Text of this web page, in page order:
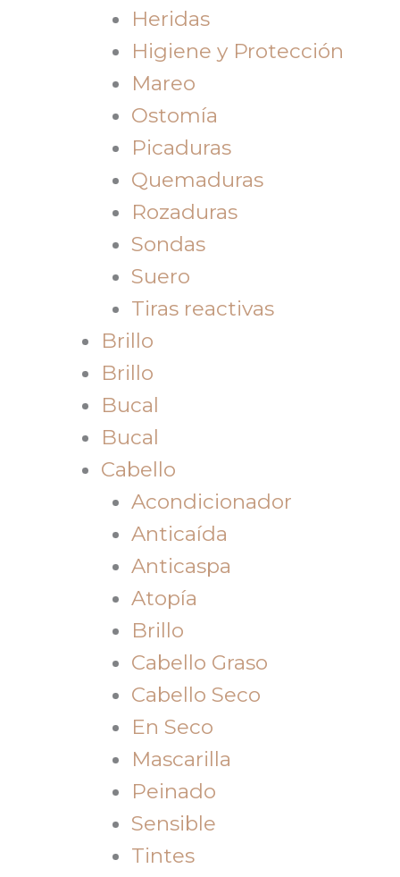
Heridas
Higiene y Protección
Mareo
Ostomía
Picaduras
Quemaduras
Rozaduras
Sondas
Suero
Tiras reactivas
Brillo
Brillo
Bucal
Bucal
Cabello
Acondicionador
Anticaída
Anticaspa
Atopía
Brillo
Cabello Graso
Cabello Seco
En Seco
Mascarilla
Peinado
Sensible
Tintes